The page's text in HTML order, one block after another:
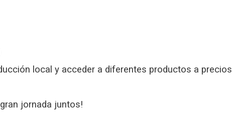
local y acceder a diferentes productos a precios
jornada juntos!